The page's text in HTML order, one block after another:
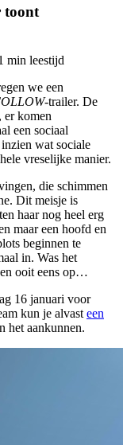
toont
min leestijd
we een
-trailer. De
er komen
een sociaal
wat sociale
vreselijke manier.
die schimmen
Dit meisje is
haar nog heel erg
maar een hoofd en
beginnen te
in. Was het
ooit eens op…
16 januari voor
kun je alvast een
het aankunnen.